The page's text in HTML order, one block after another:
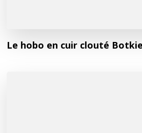
Le hobo en cuir clouté